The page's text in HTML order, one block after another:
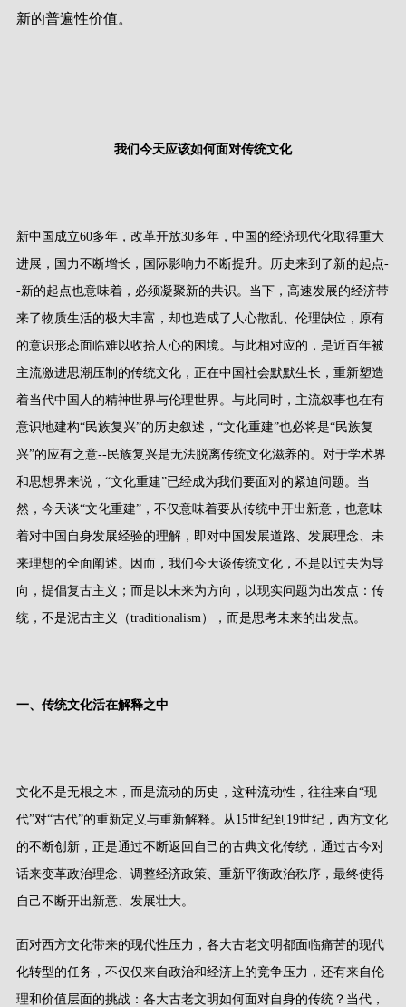
新的普遍性价值。
我们今天应该如何面对传统文化
新中国成立60多年，改革开放30多年，中国的经济现代化取得重大
进展，国力不断增长，国际影响力不断提升。历史来到了新的起点-
-新的起点也意味着，必须凝聚新的共识。当下，高速发展的经济带
来了物质生活的极大丰富，却也造成了人心散乱、伦理缺位，原有
的意识形态面临难以收拾人心的困境。与此相对应的，是近百年被
主流激进思潮压制的传统文化，正在中国社会默默生长，重新塑造
着当代中国人的精神世界与伦理世界。与此同时，主流叙事也在有
意识地建构“民族复兴”的历史叙述， “文化重建”也必将是“民族复
兴”的应有之意--民族复兴是无法脱离传统文化滋养的。对于学术界
和思想界来说， “文化重建”已经成为我们要面对的紧迫问题。当
然，今天谈“文化重建” ，不仅意味着要从传统中开出新意，也意味
着对中国自身发展经验的理解，即对中国发展道路、发展理念、未
来理想的全面阐述。因而，我们今天谈传统文化，不是以过去为导
向，提倡复古主义；而是以未来为方向，以现实问题为出发点：传
统，不是泥古主义（traditionalism），而是思考未来的出发点。
一、传统文化活在解释之中
文化不是无根之木，而是流动的历史，这种流动性，往往来自“现
代”对“古代”的重新定义与重新解释。从15世纪到 19世纪，西方文化
的不断创新，正是通过不断返回自己的古典文化传统，通过古今对
话来变革政治理念、调整经济政策、重新平衡政治秩序，最终使得
自己不断开出新意、发展壮大。
面对西方文化带来的现代性压力，各大古老文明都面临痛苦的现代
化转型的任务，不仅仅来自政治和经济上的竞争压力，还有来自伦
理和价值层面的挑战：各大古老文明如何面对自身的传统？当代，